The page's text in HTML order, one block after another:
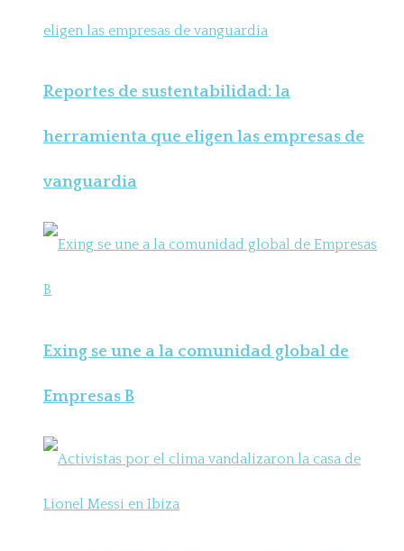
Reportes de sustentabilidad: la
herramienta que eligen las empresas de
vanguardia
Exing se une a la comunidad global de
Empresas B